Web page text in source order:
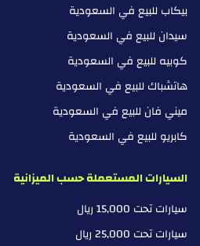
بيكاب للبيع في السعودية
سيدان للبيع في السعودية
كوبيه للبيع في السعودية
هاتشباك للبيع في السعودية
ميني فان للبيع في السعودية
كابريو للبيع في السعودية
السيارات المستعملة حسب الميزانية
سيارات تحت 15,000 ريال
سيارات تحت 25,000 ريال